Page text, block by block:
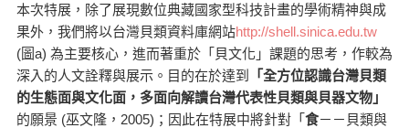
本次特展，除了展現數位典藏國家型科技計畫的學術精神與成
果外，我們將以台灣貝類資料庫網站http://shell.sinica.edu.tw
(圖a) 為主要核心，進而著重於「貝文化」課題的思考，作較為
深入的人文詮釋與展示。目的在於達到
「全方位認識台灣貝類
的生態面與文化面，多面向解讀台灣代表性貝類與貝器文物」
的願景 (巫文隆，2005)；因此在特展中將針對「 食－－貝類與